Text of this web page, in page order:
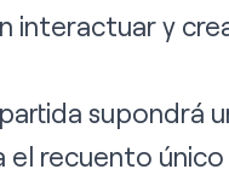
interactuar y
supondrá
el recuento